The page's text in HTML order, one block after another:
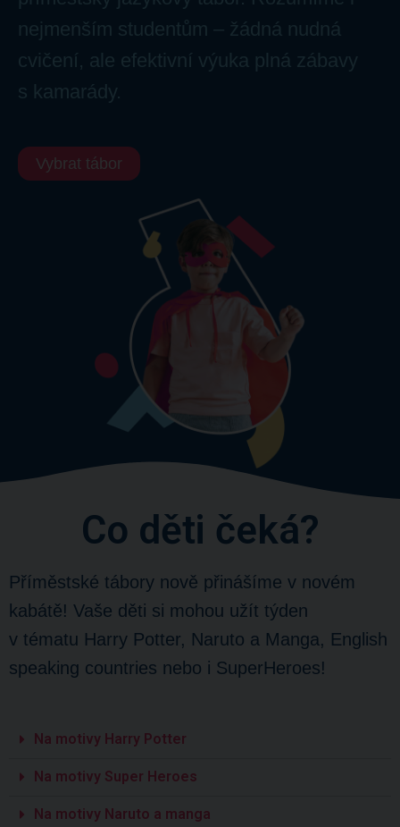
nejmenším studentům – žádná nudná
cvičení, ale efektivní výuka plná zábavy
s kamarády.
Vybrat tábor
Co děti čeká?
Příměstské tábory nově přinášíme v novém
kabátě! Vaše děti si mohou užít týden
v tématu Harry Potter, Naruto a Manga, English
speaking countries nebo i SuperHeroes!
Na motivy Harry Potter
Na motivy Super Heroes
Na motivy Naruto a manga​